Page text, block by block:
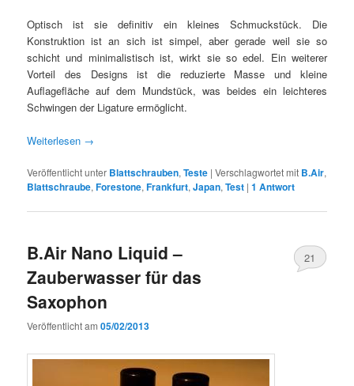
Optisch ist sie definitiv ein kleines Schmuckstück. Die
Konstruktion ist an sich ist simpel, aber gerade weil sie so
schicht und minimalistisch ist, wirkt sie so edel. Ein weiterer
Vorteil des Designs ist die reduzierte Masse und kleine
Auflagefläche auf dem Mundstück, was beides ein leichteres
Schwingen der Ligature ermöglicht.
Weiterlesen →
Veröffentlicht unter Blattschrauben,Teste |Verschlagwortet mit B.Air,
Blattschraube,Forestone,Frankfurt,Japan,Test |1 Antwort
B.Air Nano Liquid –
Zauberwasser für das
Saxophon
Veröffentlicht am05/02/2013
21